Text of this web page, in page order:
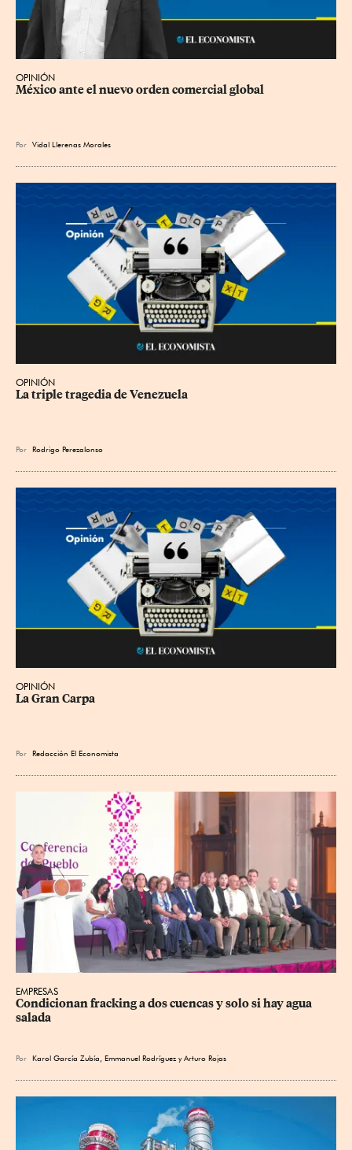
OPINIÓN
México ante el nuevo orden comercial global
Por Vidal Llerenas Morales
OPINIÓN
La triple tragedia de Venezuela
Por Rodrigo Perezalonso
OPINIÓN
La Gran Carpa
Por Redacción El Economista
EMPRESAS
Condicionan fracking a dos cuencas y solo si hay agua
salada
Por Karol García Zubía Emmanuel Rodríguez yArturo Rojas